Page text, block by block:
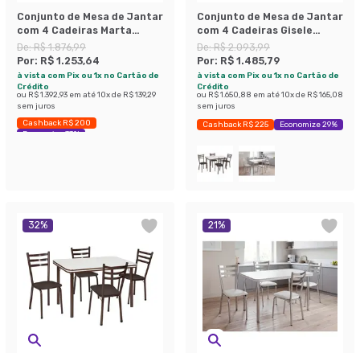
Conjunto de Mesa de Jantar
com 4 Cadeiras Marta
Branco e Floral
De:R$ 1.876,99
Por: R$ 1.253,64
à vista com Pix ou 1x no Cartão de
Crédito
ou R$ 1.392,93 em até10x de R$ 139,29
sem juros
Cashback R$ 200
Economize 33%
Conjunto de Mesa de Jantar
com 4 Cadeiras Gisele
Cromado e Preto
De:R$ 2.093,99
Por: R$ 1.485,79
à vista com Pix ou 1x no Cartão de
Crédito
ou R$ 1.650,88 em até10x de R$ 165,08
sem juros
Cashback R$ 225 Economize 29%
32% 21%